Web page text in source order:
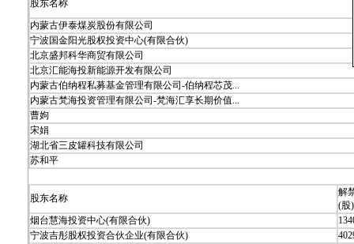
股东名称
内蒙古伊泰煤炭股份有限公司
宁波国金阳光股权投资中心(有限合伙)
北京盛邦科华商贸有限公司
北京汇能海投新能源开发有限公司
内蒙古伯纳程私募基金管理有限公司-伯纳程芯茂...
内蒙古梵海投资管理有限公司-梵海汇享长期价值...
曹姁
宋娟
湖北省三皮罐科技有限公司
苏和平
股东名称
解
(股)
烟台慧海投资中心(有限合伙)
宁波吉彤股权投资合伙企业(有限合伙)